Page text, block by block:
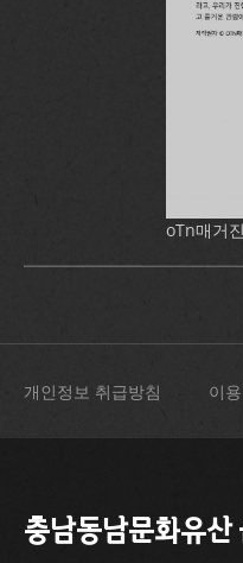
oTn매거진
개인정보 취급방침 이
충남동남문화유산